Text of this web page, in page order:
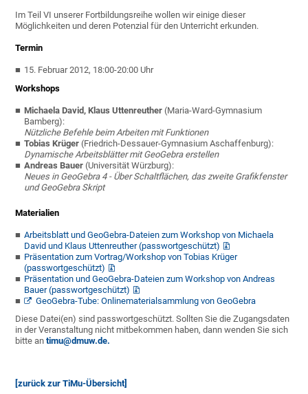
Im Teil VI unserer Fortbildungsreihe wollen wir einige dieser
Möglichkeiten und deren Potenzial für den Unterricht erkunden.
Termin
15. Februar 2012, 18:00-20:00 Uhr
Workshops
Michaela David, Klaus Uttenreuther (Maria-Ward-Gymnasium
Bamberg):
Nützliche Befehle beim Arbeiten mit Funktionen
Tobias Krüger (Friedrich-Dessauer-Gymnasium Aschaffenburg):
Dynamische Arbeitsblätter mit GeoGebra erstellen
Andreas Bauer (Universität Würzburg):
Neues in GeoGebra 4 - Über Schaltflächen, das zweite Grafikfenster
und GeoGebra Skript
Materialien
Arbeitsblatt und GeoGebra-Dateien zum Workshop von Michaela
David und Klaus Uttenreuther (passwortgeschützt)
Präsentation zum Vortrag/Workshop von Tobias Krüger
(passwortgeschützt)
Präsentation und GeoGebra-Dateien zum Workshop von Andreas
Bauer (passwortgeschützt)
GeoGebra-Tube: Onlinematerialsammlung von GeoGebra
Diese Datei(en) sind passwortgeschützt. Sollten Sie die Zugangsdaten
in der Veranstaltung nicht mitbekommen haben, dann wenden Sie sich
bitte antimu@dmuw.de.
[zurück zur TiMu-Übersicht]